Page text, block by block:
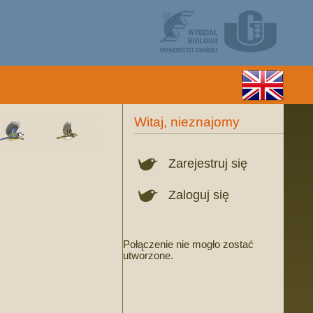
Witaj, nieznajomy
Zarejestruj się
Zaloguj się
Połączenie nie mogło zostać
utworzone.